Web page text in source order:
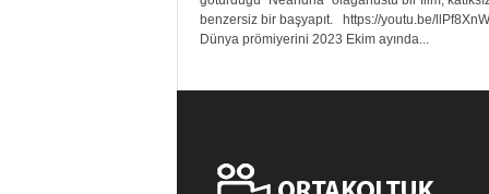
benzersiz bir başyapıt. https://youtu.be/
Dünya prömiyerini 2023 Ekim ayında...